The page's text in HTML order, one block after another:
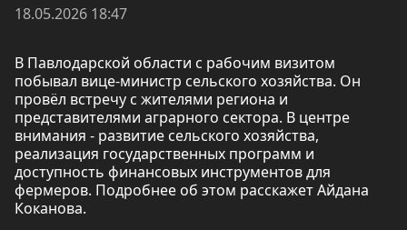
18.05.2026 18:47
В Павлодарской области с рабочим визитом
побывал вице-министр сельского хозяйства. Он
провёл встречу с жителями региона и
представителями аграрного сектора. В центре
внимания - развитие сельского хозяйства,
реализация государственных программ и
доступность финансовых инструментов для
фермеров. Подробнее об этом расскажет Айдана
Коканова.